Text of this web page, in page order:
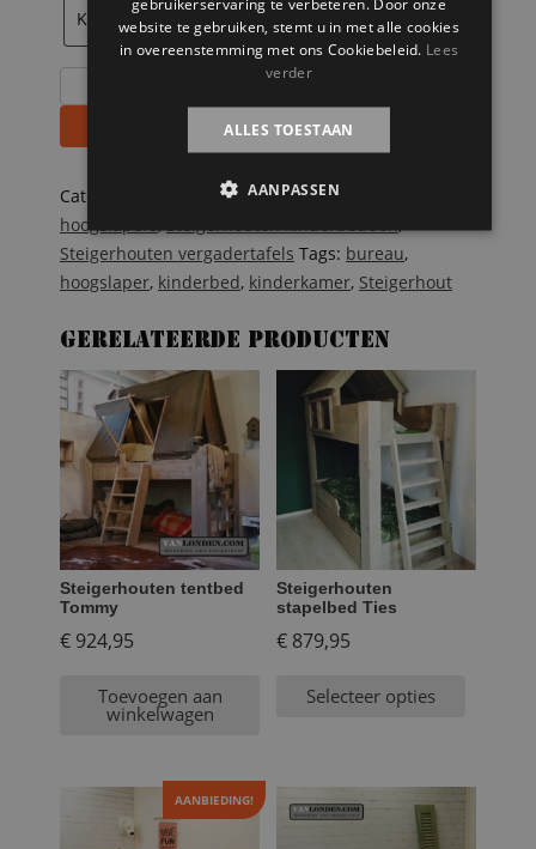
hoogslaper
Maurice
aantal
Toevoegen aan winkelwagen
Categorieën: Steigerhouten bedden
hoogslapers,Steigerhouten kinderbedden,
Steigerhouten vergadertafels Tags: bureau,
hoogslaper, kinderbed, kinderkamer, Steigerhout
Gerelateerde producten
Steigerhouten tentbed
Tommy
€ 924,95
Toevoegen aan
winkelwagen
Steigerhouten
stapelbed Ties
€879,95
Selecteer opties
AANBIEDING!
website te gebruiken, stemt u in met alle cookies
in overeenstemming met ons Cookiebeleid. Lees
verder
ALLES TOESTAAN
AANPASSEN